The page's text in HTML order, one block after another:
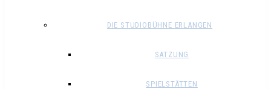
DIE STUDIOBÜHNE ERLANGEN
SATZUNG
SPIELSTÄTTEN